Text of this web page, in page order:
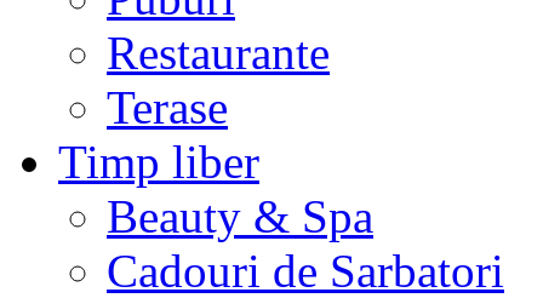
Restaurante
Terase
Timp liber
Beauty & Spa
Cadouri de Sarbatori